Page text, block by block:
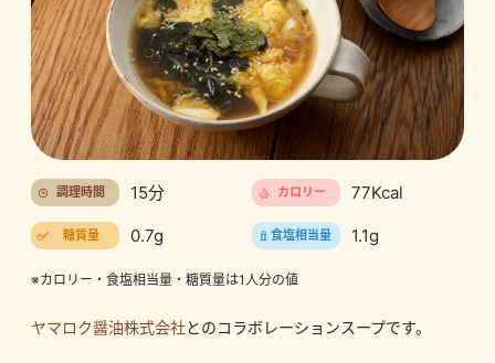
調理時間 15分 カロリー 77Kcal
糖質量 0.7g 食塩相当量 1.1g
※カロリー・食塩相当量・糖質量は1人分の値
ヤマロク醤油株式会社とのコラボレーションスープです。